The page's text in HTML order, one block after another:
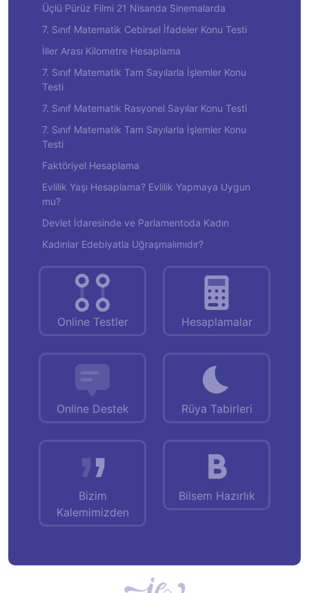
Üçlü Pürüz Filmi 21 Nisanda Sinemalarda
7. Sınıf Matematik Cebirsel İfadeler Konu Testi
İller Arası Kilometre Hesaplama
7. Sınıf Matematik Tam Sayılarla İşlemler Konu
Testi
7. Sınıf Matematik Rasyonel Sayılar Konu Testi
7. Sınıf Matematik Tam Sayılarla İşlemler Konu
Testi
Faktöriyel Hesaplama
Evlilik Yaşı Hesaplama? Evlilik Yapmaya Uygun
mu?
Devlet İdaresinde ve Parlamentoda Kadın
Kadınlar Edebiyatla Uğraşmalımıdır?
Online Testler Hesaplamalar
Online Destek Rüya Tabirleri
Bizim
Kalemimizden
Bilsem Hazırlık